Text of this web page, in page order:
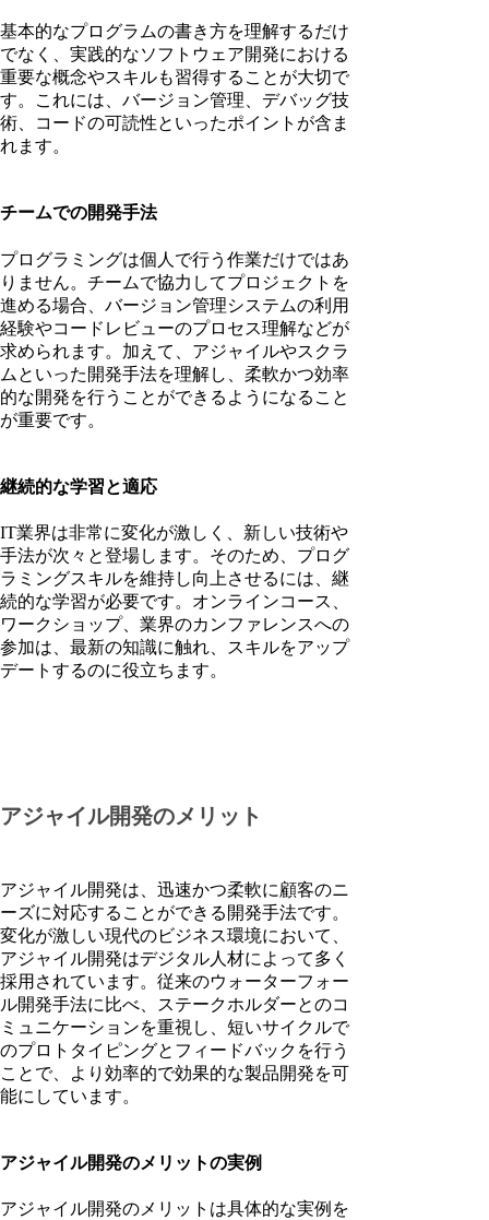
基本的なプログラムの書き方を理解するだけ
でなく、実践的なソフトウェア開発における
重要な概念やスキルも習得することが大切で
す。これには、バージョン管理、デバッグ技
術、コードの可読性といったポイントが含ま
れます。
チームでの開発手法
プログラミングは個人で行う作業だけではあ
りません。チームで協力してプロジェクトを
進める場合、バージョン管理システムの利用
経験やコードレビューのプロセス理解などが
求められます。加えて、アジャイルやスクラ
ムといった開発手法を理解し、柔軟かつ効率
的な開発を行うことができるようになること
が重要です。
継続的な学習と適応
IT業界は非常に変化が激しく、新しい技術や
手法が次々と登場します。そのため、プログ
ラミングスキルを維持し向上させるには、継
続的な学習が必要です。オンラインコース、
ワークショップ、業界のカンファレンスへの
参加は、最新の知識に触れ、スキルをアップ
デートするのに役立ちます。
アジャイル開発のメリット
アジャイル開発は、迅速かつ柔軟に顧客のニ
ーズに対応することができる開発手法です。
変化が激しい現代のビジネス環境において、
アジャイル開発はデジタル人材によって多く
採用されています。従来のウォーターフォー
ル開発手法に比べ、ステークホルダーとのコ
ミュニケーションを重視し、短いサイクルで
のプロトタイピングとフィードバックを行う
ことで、より効率的で効果的な製品開発を可
能にしています。
アジャイル開発のメリットの実例
アジャイル開発のメリットは具体的な実例を